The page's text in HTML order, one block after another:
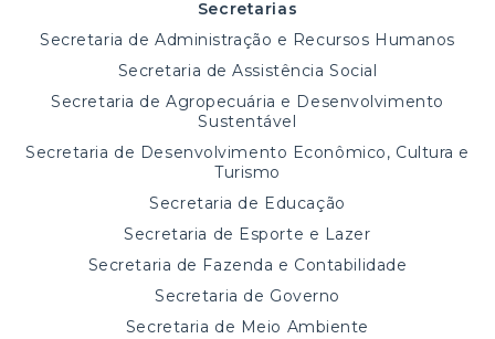
Secretarias
Secretaria de Administração e Recursos Humanos
Secretaria de Assistência Social
Secretaria de Agropecuária e Desenvolvimento
Sustentável
Secretaria de Desenvolvimento Econômico, Cultura e
Turismo
Secretaria de Educação
Secretaria de Esporte e Lazer
Secretaria de Fazenda e Contabilidade
Secretaria de Governo
Secretaria de Meio Ambiente